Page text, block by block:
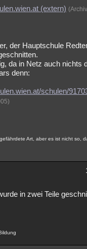
(extern)
der Hauptschule
da in Netz auch nichts
denn:
schulen/
Art, aber es ist nicht so,
in zwei Teile